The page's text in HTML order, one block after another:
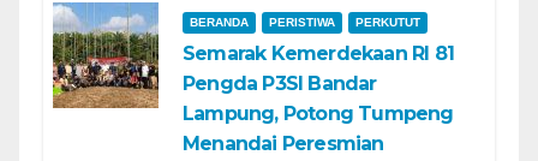
BERANDA PERISTIWA PERKUTUT
Semarak Kemerdekaan RI 81
Pengda P3SI Bandar
Lampung, Potong Tumpeng
Menandai Peresmian